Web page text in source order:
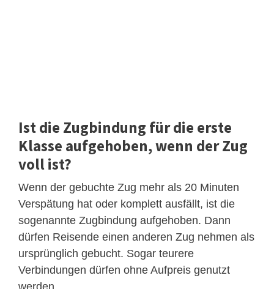
Ist die Zugbindung für die erste
Klasse aufgehoben, wenn der Zug
voll ist?
Wenn der gebuchte Zug mehr als 20 Minuten
Verspätung hat oder komplett ausfällt, ist die
sogenannte Zugbindung aufgehoben. Dann
dürfen Reisende einen anderen Zug nehmen als
ursprünglich gebucht. Sogar teurere
Verbindungen dürfen ohne Aufpreis genutzt
werden.